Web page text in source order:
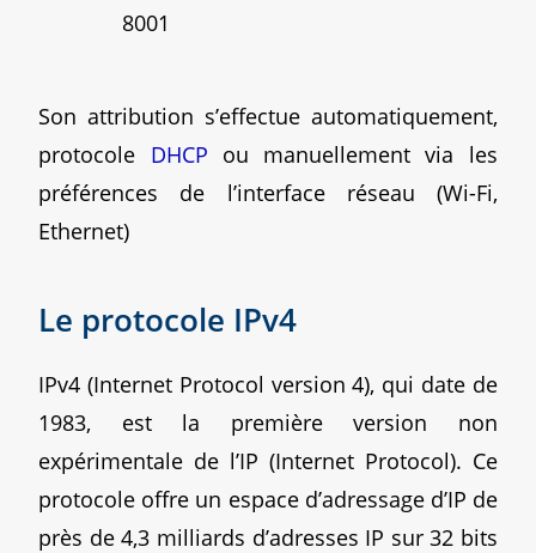
8001
Son attribution s’effectue automatiquement,
protocole DHCP ou manuellement via les
préférences de l’interface réseau (Wi-Fi,
Ethernet)
Le protocole IPv4
IPv4 (Internet Protocol version 4), qui date de
1983, est la première version non
expérimentale de l’IP (Internet Protocol). Ce
protocole offre un espace d’adressage d’IP de
près de 4,3 milliards d’adresses IP sur 32 bits